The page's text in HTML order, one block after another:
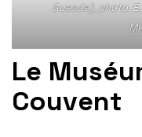
Guesde), photo.
Le
Couvent